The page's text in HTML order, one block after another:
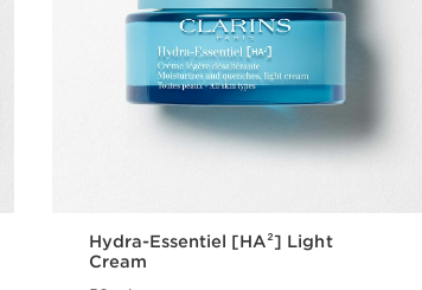
Hydra-Essentiel [HA²] Light
Cream